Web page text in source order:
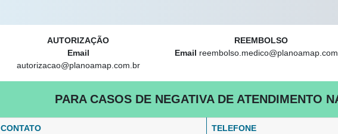
AUTORIZAÇÃO
Email
autorizacao@planoamap.com.br
REEMBOLSO
Email
PARA CASOS DE NEGATIVA DE ATENDIMENTO
CONTATO TELEFONE